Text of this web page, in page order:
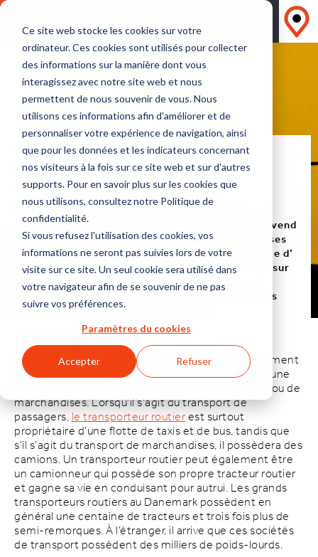
Ce site web stocke les cookies sur votre
ordinateur. Ces cookies sont utilisés pour collecter
des informations sur la manière dont vous
interagissez avec notre site web et nous
permettent de nous souvenir de vous. Nous
utilisons ces informations afin d'améliorer et de
personnaliser votre expérience de navigation, ainsi
que pour les données et les indicateurs concernant
nos visiteurs à la fois sur ce site web et sur d'autres
supports. Pour en savoir plus sur les cookies que
nous utilisons, consultez notre Politique de
confidentialité.
Si vous refusez l'utilisation des cookies, vos
informations ne seront pas suivies lors de votre
visite sur ce site. Un seul cookie sera utilisé dans
votre navigateur afin de se souvenir de ne pas
suivre vos préférences.
Paramètres du cookies
Accepter Refuser
GUIDE
Comment choisir un
transporteur
Une entreprise de transport est une société qui
exploite des flottes de moyens de transport ou vend
des prestations complètes. Toutes ces entreprises
sont différentes en taille, structure, culture, type d’
organisation et gestion. Consultez nos conseils sur
les differents transporteurs pour vous aider à
trouver le transitaire qui convient le mieux à vos
besoins de transport de merchandise.
Le transporteur routier
L’expression « transporteur routier » est habituellement
utilisée pour désigner une entreprise qui possède une
flotte de véhicules pour le transport de passagers ou de
marchandises. Lorsqu’il s’agit du transport de
passagers,le transporteur routierest surtout
propriétaire d’une flotte de taxis et de bus, tandis que
s’il s’agit du transport de marchandises, il possèdera des
camions. Un transporteur routier peut également être
un camionneur qui possède son propre tracteur routier
et gagne sa vie en conduisant pour autrui. Les grands
transporteurs routiers au Danemark possèdent en
général une centaine de tracteurs et trois fois plus de
semi-remorques. À l’étranger, il arrive que ces sociétés
de transport possèdent des milliers de poids-lourds.